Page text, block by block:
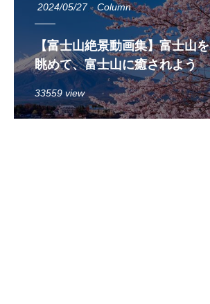
2024/05/27 Column
【富士山絶景動画集】富士山を
眺めて、富士山に癒されよう
33559 view